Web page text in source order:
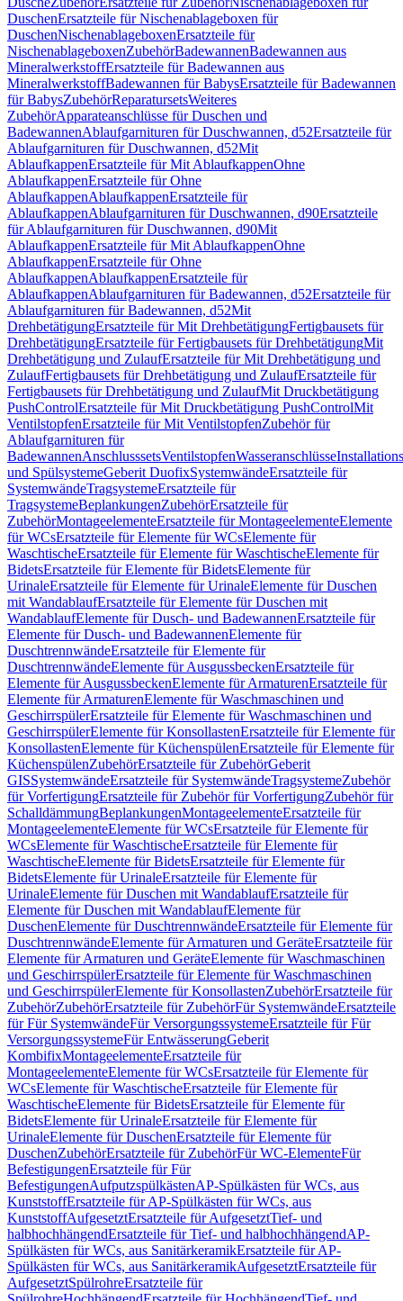
DuschenErsatzteile für Nischenablageboxen für
DuschenNischenablageboxenErsatzteile für
NischenablageboxenZubehörBadewannenBadewannen aus
MineralwerkstoffErsatzteile für Badewannen aus
MineralwerkstoffBadewannen für BabysErsatzteile für Badewannen
für BabysZubehörReparatursetsWeiteres
ZubehörApparateanschlüsse für Duschen und
BadewannenAblaufgarnituren für Duschwannen, d52Ersatzteile für
Ablaufgarnituren für Duschwannen, d52Mit
AblaufkappenErsatzteile für Mit AblaufkappenOhne
AblaufkappenErsatzteile für Ohne
AblaufkappenAblaufkappenErsatzteile für
AblaufkappenAblaufgarnituren für Duschwannen, d90Ersatzteile
für Ablaufgarnituren für Duschwannen, d90Mit
AblaufkappenErsatzteile für Mit AblaufkappenOhne
AblaufkappenErsatzteile für Ohne
AblaufkappenAblaufkappenErsatzteile für
AblaufkappenAblaufgarnituren für Badewannen, d52Ersatzteile für
Ablaufgarnituren für Badewannen, d52Mit
DrehbetätigungErsatzteile für Mit DrehbetätigungFertigbausets für
DrehbetätigungErsatzteile für Fertigbausets für DrehbetätigungMit
Drehbetätigung und ZulaufErsatzteile für Mit Drehbetätigung und
ZulaufFertigbausets für Drehbetätigung und ZulaufErsatzteile für
Fertigbausets für Drehbetätigung und ZulaufMit Druckbetätigung
PushControlErsatzteile für Mit Druckbetätigung PushControlMit
VentilstopfenErsatzteile für Mit VentilstopfenZubehör für
Ablaufgarnituren für
BadewannenAnschlusssetsVentilstopfenWasseranschlüsse
und SpülsystemeGeberit DuofixSystemwändeErsatzteile für
SystemwändeTragsystemeErsatzteile für
TragsystemeBeplankungenZubehörErsatzteile für
ZubehörMontageelementeErsatzteile für MontageelementeElemente
für WCsErsatzteile für Elemente für WCsElemente für
WaschtischeErsatzteile für Elemente für WaschtischeElemente für
BidetsErsatzteile für Elemente für BidetsElemente für
UrinaleErsatzteile für Elemente für UrinaleElemente für Duschen
mit WandablaufErsatzteile für Elemente für Duschen mit
WandablaufElemente für Dusch- und BadewannenErsatzteile für
Elemente für Dusch- und BadewannenElemente für
DuschtrennwändeErsatzteile für Elemente für
DuschtrennwändeElemente für AusgussbeckenErsatzteile für
Elemente für AusgussbeckenElemente für ArmaturenErsatzteile für
Elemente für ArmaturenElemente für Waschmaschinen und
GeschirrspülerErsatzteile für Elemente für Waschmaschinen und
GeschirrspülerElemente für KonsollastenErsatzteile für Elemente für
KonsollastenElemente für KüchenspülenErsatzteile für Elemente für
KüchenspülenZubehörErsatzteile für ZubehörGeberit
GISSystemwändeErsatzteile für SystemwändeTragsystemeZubehör
für VorfertigungErsatzteile für Zubehör für VorfertigungZubehör für
SchalldämmungBeplankungenMontageelementeErsatzteile für
MontageelementeElemente für WCsErsatzteile für Elemente für
WCsElemente für WaschtischeErsatzteile für Elemente für
WaschtischeElemente für BidetsErsatzteile für Elemente für
BidetsElemente für UrinaleErsatzteile für Elemente für
UrinaleElemente für Duschen mit WandablaufErsatzteile für
Elemente für Duschen mit WandablaufElemente für
DuschenElemente für DuschtrennwändeErsatzteile für Elemente für
DuschtrennwändeElemente für Armaturen und GeräteErsatzteile für
Elemente für Armaturen und GeräteElemente für Waschmaschinen
und GeschirrspülerErsatzteile für Elemente für Waschmaschinen
und GeschirrspülerElemente für KonsollastenZubehörErsatzteile für
ZubehörZubehörErsatzteile für ZubehörFür SystemwändeErsatzteile
für Für SystemwändeFür VersorgungssystemeErsatzteile für Für
VersorgungssystemeFür EntwässerungGeberit
KombifixMontageelementeErsatzteile für
MontageelementeElemente für WCsErsatzteile für Elemente für
WCsElemente für WaschtischeErsatzteile für Elemente für
WaschtischeElemente für BidetsErsatzteile für Elemente für
BidetsElemente für UrinaleErsatzteile für Elemente für
UrinaleElemente für DuschenErsatzteile für Elemente für
DuschenZubehörErsatzteile für ZubehörFür WC-ElementeFür
BefestigungenErsatzteile für Für
BefestigungenAufputzspülkästenAP-Spülkästen für WCs, aus
KunststoffErsatzteile für AP-Spülkästen für WCs, aus
KunststoffAufgesetztErsatzteile für AufgesetztTief- und
halbhochhängendErsatzteile für Tief- und halbhochhängendAP-
Spülkästen für WCs, aus SanitärkeramikErsatzteile für AP-
Spülkästen für WCs, aus SanitärkeramikAufgesetztErsatzteile für
AufgesetztSpülrohreErsatzteile für